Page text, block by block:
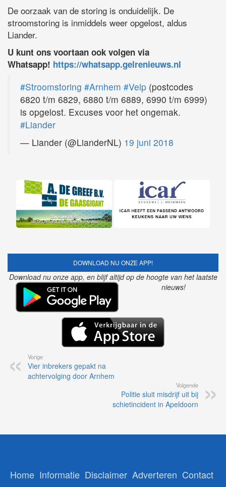
De oorzaak van de storing is onduidelijk. De
stroomstoring is inmiddels weer opgelost, aldus
Liander.
U kunt ons voortaan ook volgen via
Whatsapp! https://whatsapp.gelrenieuws.nl
#Stroomstoring #Arnhem #Velp (postcodes
6820 t/m 6829, 6880 t/m 6889, 6990 t/m 6999)
is opgelost. Excuses voor het ongemak.
#Liander
— Liander (@LianderNL) 19 juni 2018
DOWNLOAD NU ONZE APP!
Download nu onze app, en blijf altijd op de hoogte van het laatste
nieuws!
Vorige
Vier inbrekers gepakt na
achtervolging door Arnhem
Volgende
Politie sluit misdrijf uit bij
schietincident in Apeldoorn
Home Informatie Disclaimer Adverteren Contact